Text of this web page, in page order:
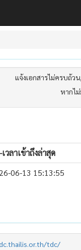
แจ้งเอกสารไม่ครบถ้
หากไ
วลาเข้าถึงล่าสุด
06-13 15:13:55
tdc/